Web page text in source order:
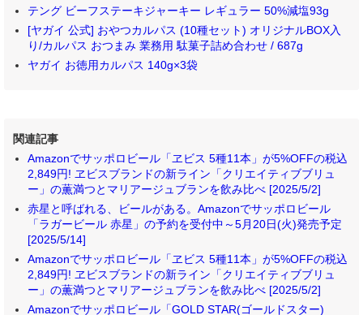
テング ビーフステーキジャーキー レギュラー 50%減塩93g
[ヤガイ 公式] おやつカルパス (10種セット) オリジナルBOX入
り/カルパス おつまみ 業務用 駄菓子詰め合わせ / 687g
ヤガイ お徳用カルパス 140g×3袋
関連記事
Amazonでサッポロビール「ヱビス 5種11本」が5%OFFの税込
2,849円! ヱビスブランドの新ライン「クリエイティブブリュ
ー」の薫満つとマリアージュブランを飲み比べ [2025/5/2]
赤星と呼ばれる、ビールがある。Amazonでサッポロビール
「ラガービール 赤星」の予約を受付中～5月20日(火)発売予定
[2025/5/14]
Amazonでサッポロビール「ヱビス 5種11本」が5%OFFの税込
2,849円! ヱビスブランドの新ライン「クリエイティブブリュ
ー」の薫満つとマリアージュブランを飲み比べ [2025/5/2]
Amazonでサッポロビール「GOLD STAR(ゴールドスター)